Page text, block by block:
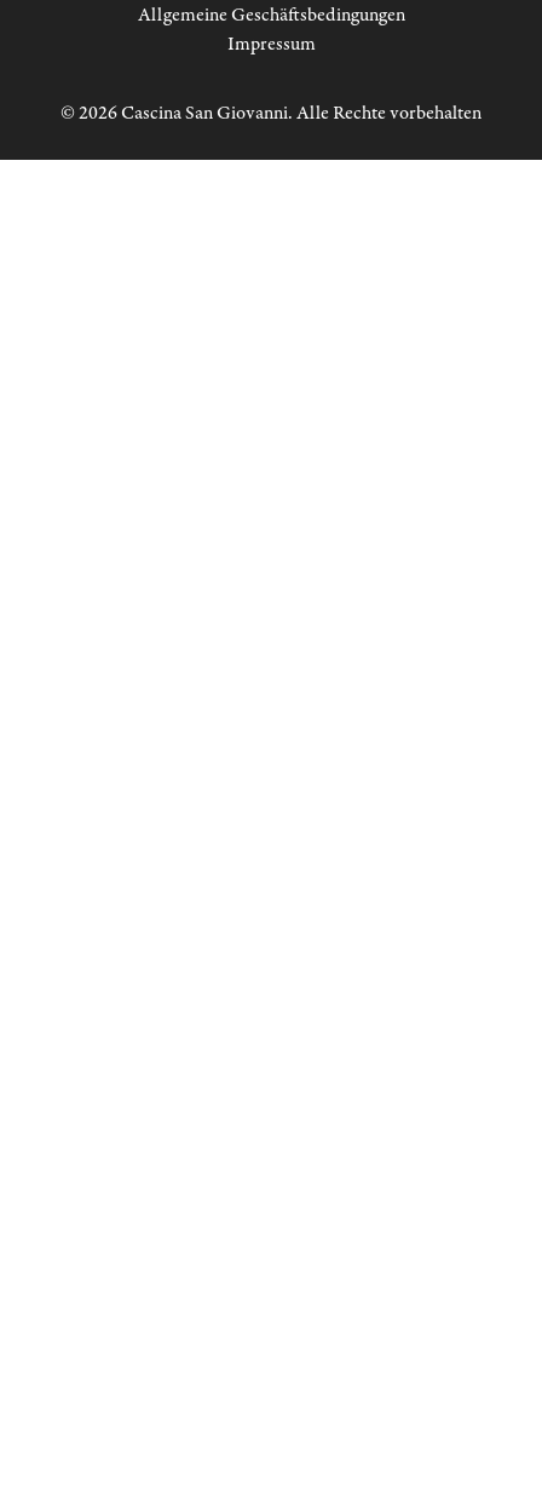
Allgemeine Geschäftsbedingungen
Impressum
© 2026 Cascina San Giovanni. Alle Rechte vorbehalten